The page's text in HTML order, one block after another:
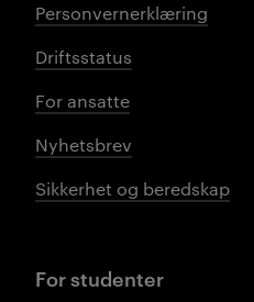
Personvernerklæring
Driftsstatus
For ansatte
Nyhetsbrev
Sikkerhet og beredskap
For studenter